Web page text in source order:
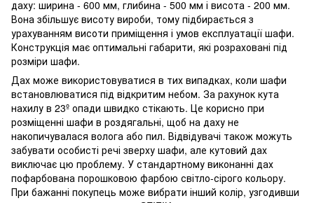
даху: ширина - 600 мм, глибина - 500 мм і висота - 200 мм.
Вона збільшує висоту вироби, тому підбирається з
урахуванням висоти приміщення і умов експлуатації шафи.
Конструкція має оптимальні габарити, які розраховані під
розміри шафи.
Дах може використовуватися в тих випадках, коли шафи
встановлюватися під відкритим небом. За рахунок кута
нахилу в 23º опади швидко стікають. Це корисно при
розміщенні шафи в роздягальні, щоб на даху не
накопичувалася волога або пил. Відвідувачі також можуть
забувати особисті речі зверху шафи, але кутовий дах
виключає цю проблему. У стандартному виконанні дах
пофарбована порошковою фарбою світло-сірого кольору.
При бажанні покупець може вибрати інший колір, узгодивши